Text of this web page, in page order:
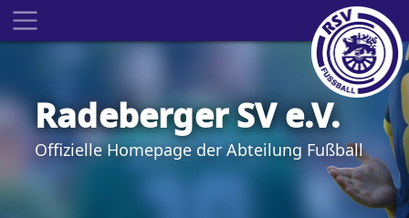
Radeberger SV e.V.
Offizielle Homepage der Abteilung Fußball